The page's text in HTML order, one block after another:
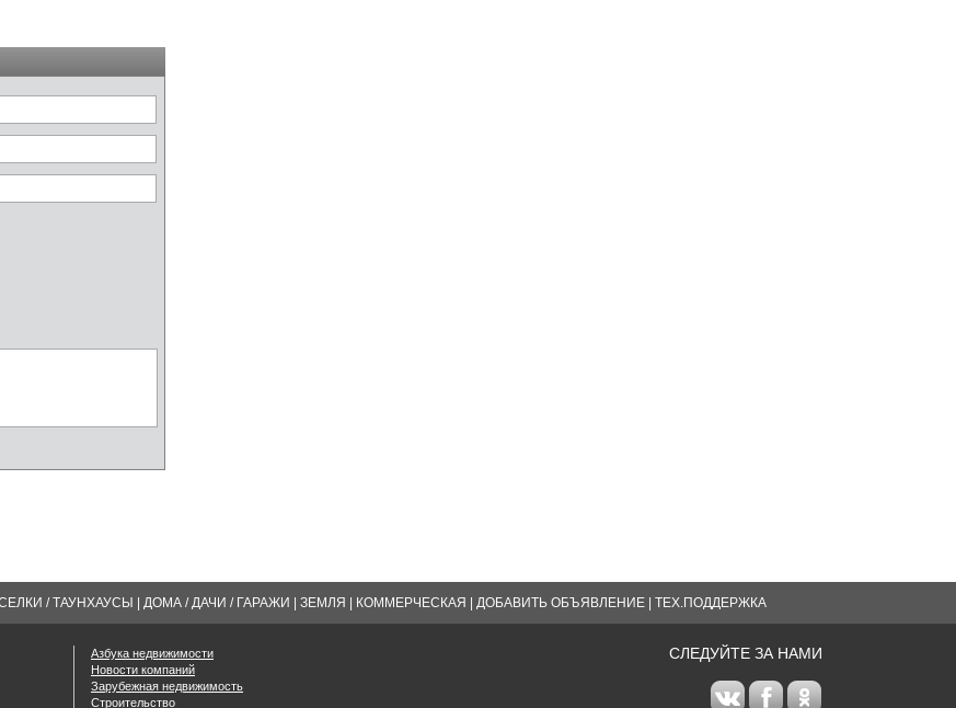
/ ТАУНХАУСЫ ДОМА / ДАЧИ / ГАРАЖИ ЗЕМЛЯ КОММЕРЧЕСКАЯ ДОБАВИТЬ ОБЪЯВЛЕНИЕ ТЕХ.ПОДДЕРЖКА
Азбука недвижимости
Новости компаний
Зарубежная недвижимость
Строительство
СЛЕДУЙТЕ ЗА НАМИ